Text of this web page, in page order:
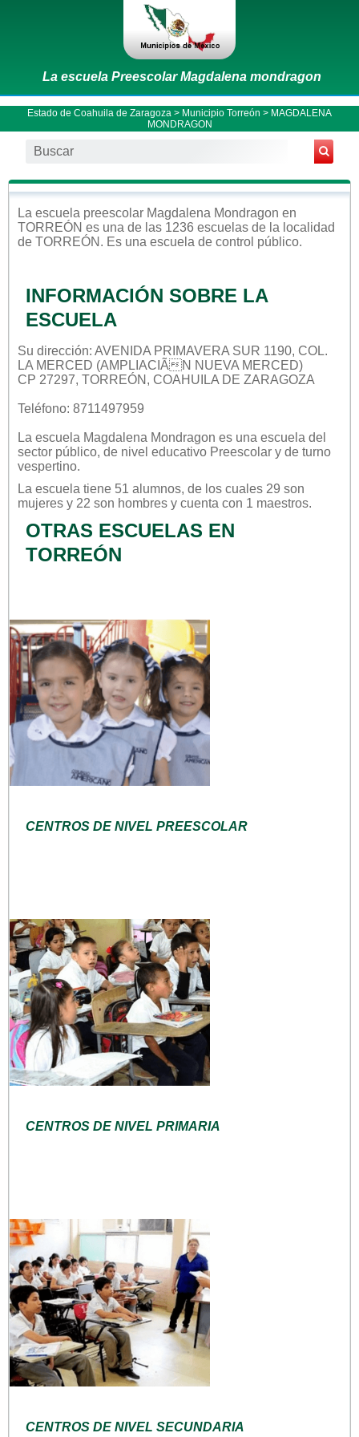
La escuela Preescolar Magdalena mondragon
Estado de Coahuila de Zaragoza > Municipio Torreón > MAGDALENA
MONDRAGON
La escuela preescolar Magdalena Mondragon en
TORREÓN es una de las 1236 escuelas de la localidad
de TORREÓN . Es una escuela de control público.
INFORMACIÓN SOBRE LA
ESCUELA
Su dirección: AVENIDA PRIMAVERA SUR 1190, COL.
LA MERCED (AMPLIACIÃN NUEVA MERCED)
CP 27297, TORREÓN, COAHUILA DE ZARAGOZA
Teléfono: 8711497959
La escuela Magdalena Mondragon es una escuela del
sector público, de nivel educativo Preescolar y de turno
vespertino.
La escuela tiene 51 alumnos, de los cuales 29 son
mujeres y 22 son hombres y cuenta con 1 maestros.
OTRAS ESCUELAS EN
TORREÓN
CENTROS DE NIVEL PREESCOLAR
CENTROS DE NIVEL PRIMARIA
CENTROS DE NIVEL SECUNDARIA